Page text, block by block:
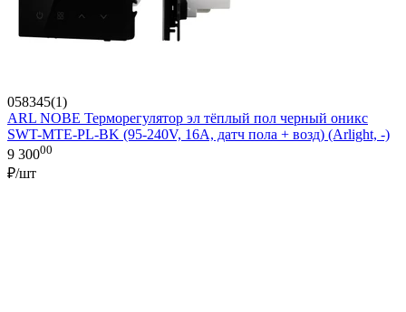
058345(1)
ARL NOBE Терморегулятор эл тёплый пол черный оникс
SWT-MTE-PL-BK (95-240V, 16A, датч пола + возд) (Arlight, -)
9 30000
₽/шт